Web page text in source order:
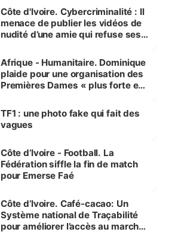
des Transports
Côte d'Ivoire. Cybercriminalité : Il
menace de publier les vidéos de
nudité d’une amie qui refuse ses
Afrique - Humanitaire. Dominique
plaide pour une organisation des
Premières Dames « plus forte et
sur la scène internationale »
TF1 : une photo fake qui fait des
vagues
Côte d’Ivoire - Football. La
Fédération siffle la fin de match
pour Emerse Faé
Côte d’Ivoire. Café-cacao: Un
Système national de Traçabilité
pour améliorer l’accès au marché